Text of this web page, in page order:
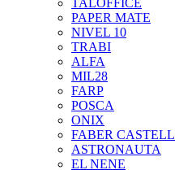
TALOFFICE
PAPER MATE
NIVEL 10
TRABI
ALFA
MIL28
FARP
POSCA
ONIX
FABER CASTELL
ASTRONAUTA
EL NENE